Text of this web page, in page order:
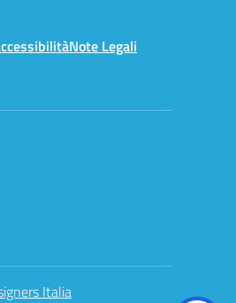
Note Legali
Italia